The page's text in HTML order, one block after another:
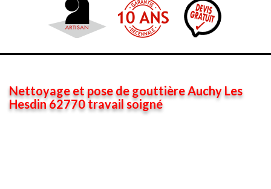
Nettoyage et pose de gouttière Auchy Les
Hesdin 62770 travail soigné